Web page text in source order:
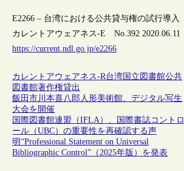
E2266 – 台湾における公共貸与権の試行導入
カレントアウェアネス-E No.392 2020.06.11
https://current.ndl.go.jp/e2266
カレントアウェアネス-R台湾 国立図書館公共
図書館著作権貸出
飯田市川本喜八郎人形美術館、デジタル写生
大会を開催
国際図書館連盟（IFLA）、国際書誌コントロ
ール（UBC）の重要性を再確認する声
明“Professional Statement on Universal
Bibliographic Control”（2025年版）を発表